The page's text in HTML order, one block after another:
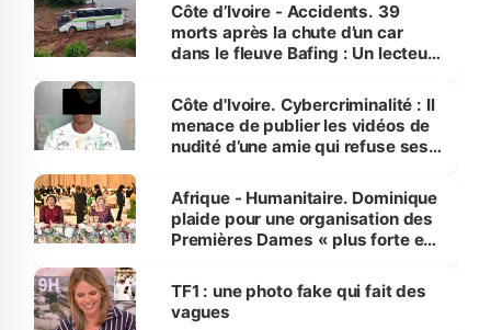
Côte d’Ivoire - Accidents. 39
morts après la chute d’un car
dans le fleuve Bafing : Un lecteur
des Transports
Côte d'Ivoire. Cybercriminalité : Il
menace de publier les vidéos de
nudité d’une amie qui refuse ses
Afrique - Humanitaire. Dominique
plaide pour une organisation des
Premières Dames « plus forte et
sur la scène internationale »
TF1 : une photo fake qui fait des
vagues